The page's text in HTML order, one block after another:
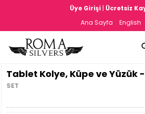
Üye Girişi | Ücretsiz
Ana Sayfa
English
Tablet Kolye, Küpe ve Yüzük -
SET